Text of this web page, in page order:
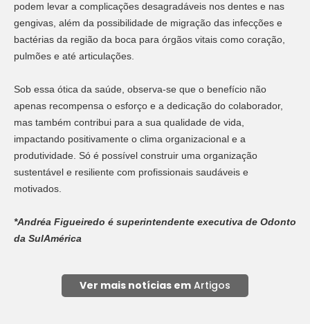
podem levar a complicações desagradáveis nos dentes e nas
gengivas, além da possibilidade de migração das infecções e
bactérias da região da boca para órgãos vitais como coração,
pulmões e até articulações.
Sob essa ótica da saúde, observa-se que o benefício não
apenas recompensa o esforço e a dedicação do colaborador,
mas também contribui para a sua qualidade de vida,
impactando positivamente o clima organizacional e a
produtividade. Só é possível construir uma organização
sustentável e resiliente com profissionais saudáveis e
motivados.
*Andréa Figueiredo é superintendente executiva de Odonto
da SulAmérica
Ver mais notícias em Artigos